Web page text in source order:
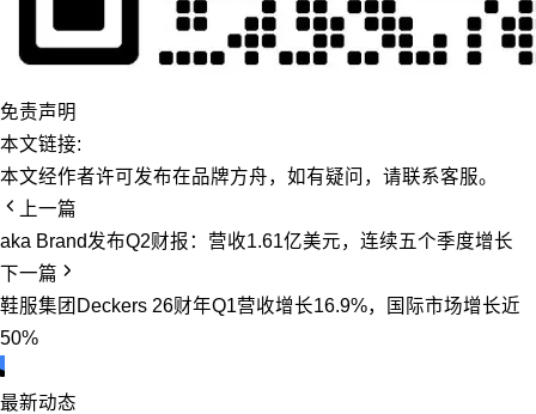
免责声明
本文链接:
本文经作者许可发布在品牌方舟，如有疑问，请联系客服。
上一篇
aka Brand发布Q2财报：营收1.61亿美元，连续五个季度增长
下一篇
鞋服集团Deckers 26财年Q1营收增长16.9%，国际市场增长近
50%
最新动态